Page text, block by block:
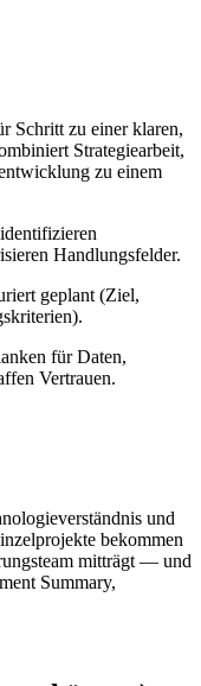
Schritt zu einer klaren,
Strategiearbeit,
zu einem
Handlungsfelder.
geplant (Ziel,
für Daten,
Vertrauen.
und
bekommen
mitträgt — und
Summary,